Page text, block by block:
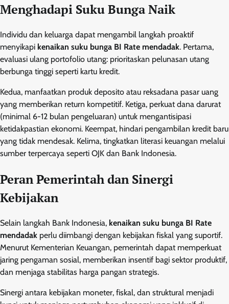
Menghadapi Suku Bunga Naik
Individu dan keluarga dapat mengambil langkah proaktif
menyikapi kenaikan suku bunga BI Rate mendadak. Pertama,
evaluasi ulang portofolio utang: prioritaskan pelunasan utang
berbunga tinggi seperti kartu kredit.
Kedua, manfaatkan produk deposito atau reksadana pasar uang
yang memberikan return kompetitif. Ketiga, perkuat dana darurat
(minimal 6-12 bulan pengeluaran) untuk mengantisipasi
ketidakpastian ekonomi. Keempat, hindari pengambilan kredit baru
yang tidak mendesak. Kelima, tingkatkan literasi keuangan melalui
sumber terpercaya seperti OJK dan Bank Indonesia.
Peran Pemerintah dan Sinergi
Kebijakan
Selain langkah Bank Indonesia, kenaikan suku bunga BI Rate
mendadak perlu diimbangi dengan kebijakan fiskal yang suportif.
Menurut Kementerian Keuangan, pemerintah dapat memperkuat
jaring pengaman sosial, memberikan insentif bagi sektor produktif,
dan menjaga stabilitas harga pangan strategis.
Sinergi antara kebijakan moneter, fiskal, dan struktural menjadi